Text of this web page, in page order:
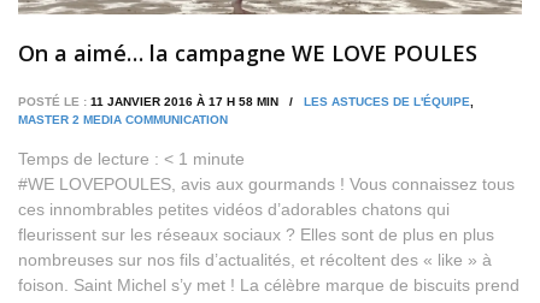
On a aimé… la campagne WE LOVE POULES
POSTÉ LE : 11 JANVIER 2016 À 17 H 58 MIN / LES ASTUCES DE L'ÉQUIPE
MASTER 2 MEDIA COMMUNICATION
Temps de lecture : < 1 minute
#WE LOVEPOULES, avis aux gourmands ! Vous connaissez tous
ces innombrables petites vidéos d’adorables chatons qui
fleurissent sur les réseaux sociaux ? Elles sont de plus en plus
nombreuses sur nos fils d’actualités, et récoltent des « like » à
foison. Saint Michel s’y met ! La célèbre marque de biscuits prend